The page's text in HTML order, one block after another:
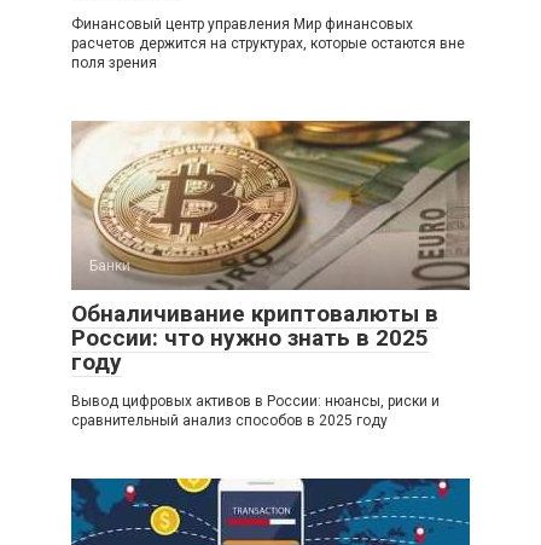
Финансовый центр управления Мир финансовых
расчетов держится на структурах, которые остаются вне
поля зрения
Банки
Обналичивание криптовалюты в
России: что нужно знать в 2025
году
Вывод цифровых активов в России: нюансы, риски и
сравнительный анализ способов в 2025 году